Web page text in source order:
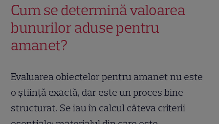
Cum se determină valoarea
bunurilor aduse pentru
amanet?
Evaluarea obiectelor pentru amanet nu este
o știință exactă, dar este un proces bine
structurat. Se iau în calcul câteva criterii